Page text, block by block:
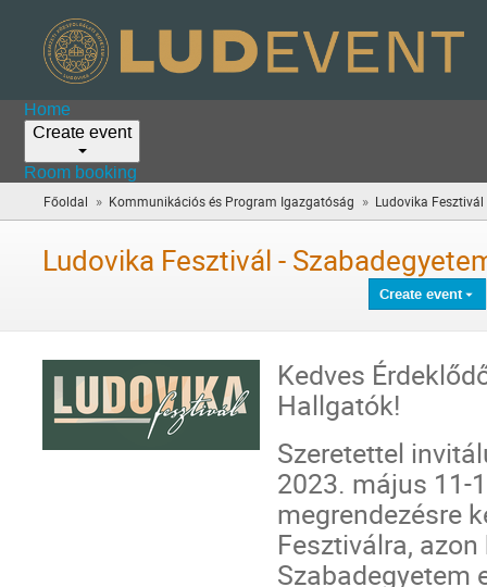
Home
Create event
Room booking
Főoldal » Kommunikációs és Program Igazgatóság » Ludovika
Ludovika Fesztivál -
Create event
Kedves
Hallgatók!
Szeretettel
2023. május 11-
megrendezésre
Fesztiválra,
Szabadegyetem